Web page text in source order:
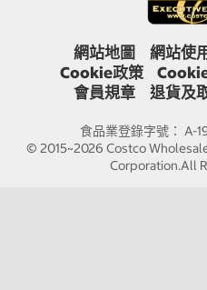
網站地圖 網站使
Cookie政策
會員規章
退貨及
食品業登錄字號： A-
© 2015~2026 Costco
Corporation.All